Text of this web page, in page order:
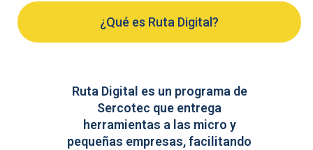
¿Qué es Ruta Digital?
Ruta Digital es un programa de
Sercotec que entrega
herramientas a las micro y
pequeñas empresas, facilitando